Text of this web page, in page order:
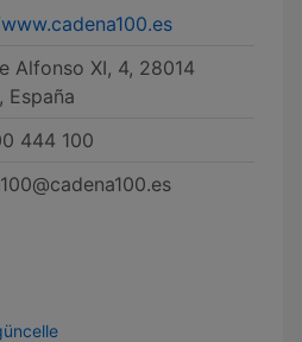
Alfonso XI, 4, 28014
España
444 100